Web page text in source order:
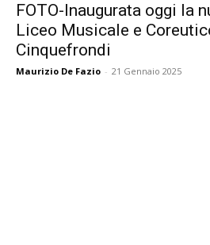
FOTO-Inaugurata oggi la
Liceo Musicale e
Cinquefrondi
Maurizio De Fazio - 21 Gennaio 2025